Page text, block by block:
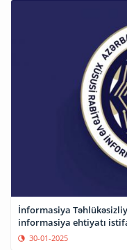
İnformasiya
informasiya ehtiyatı
30-01-2025